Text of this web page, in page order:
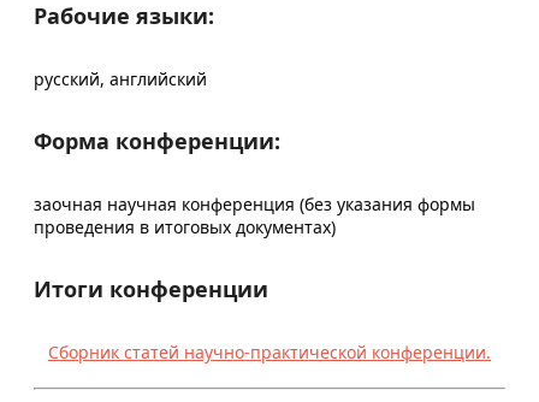
Рабочие языки:
русский, английский
Форма конференции:
заочная научная конференция (без указания формы
проведения в итоговых документах)
Итоги конференции
Сборник статей научно-практической конференции.